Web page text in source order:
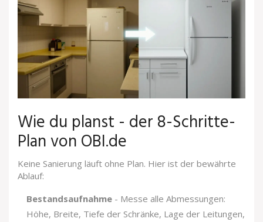
Wie du planst - der 8-Schritte-
Plan von OBI.de
Keine Sanierung läuft ohne Plan. Hier ist der bewährte
Ablauf:
Bestandsaufnahme - Messe alle Abmessungen:
Höhe, Breite, Tiefe der Schränke, Lage der Leitungen,